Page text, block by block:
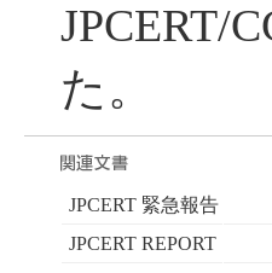
JPCERT/
た。
JPCERT 緊急報告
JPCERT REPORT